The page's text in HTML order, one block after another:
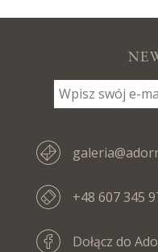
+48 607 345
Dołącz do